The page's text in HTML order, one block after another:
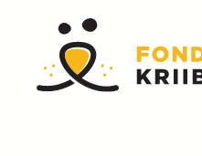
contenu